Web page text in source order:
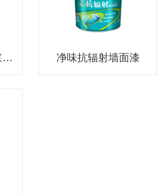
K11柔韧性型防水浆料（双组份） 净味抗辐射墙面漆